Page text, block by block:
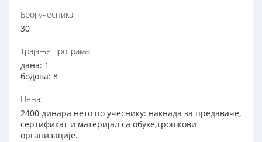
Број учесника:
30
Трајање програма:
дана: 1
бодова: 8
Цена:
2400 динара нето по учеснику: накнада за предаваче,
сертификат и материјал са обуке,трошкови
организације.